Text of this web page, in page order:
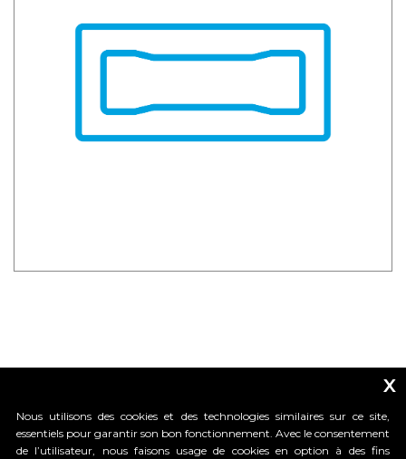
x
Nous utilisons des cookies et des technologies similaires sur ce site,
essentiels pour garantir son bon fonctionnement. Avec le consentement
de l’utilisateur, nous faisons usage de cookies en option à des fins